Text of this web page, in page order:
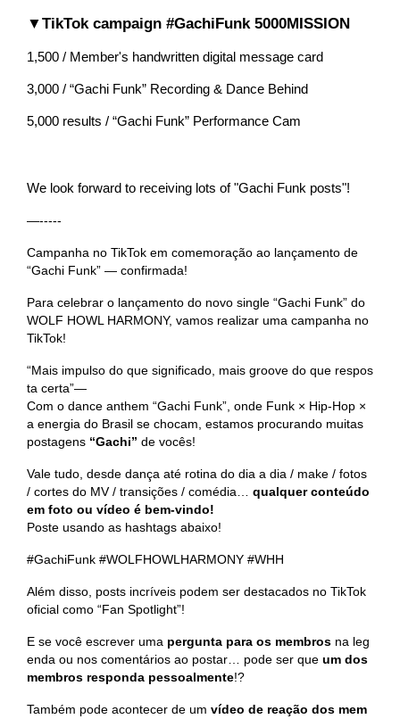
▼TikTok campaign #GachiFunk 5000MISSION
1,500 / Member's handwritten digital message card
3,000 / “Gachi Funk” Recording & Dance Behind
5,000 results / “Gachi Funk” Performance Cam
We look forward to receiving lots of "Gachi Funk posts"!
—-----
Campanha no TikTok em comemoração ao lançamento de
“Gachi Funk” — confirmada!
Para celebrar o lançamento do novo single “Gachi Funk” do
WOLF HOWL HARMONY, vamos realizar uma campanha no
TikTok!
“Mais impulso do que significado, mais groove do que respos
ta certa”—
Com o dance anthem “Gachi Funk”, onde Funk × Hip-Hop ×
a energia do Brasil se chocam, estamos procurando muitas
postagens “Gachi” de vocês!
Vale tudo, desde dança até rotina do dia a dia / make / fotos
/ cortes do MV / transições / comédia… qualquer conteúdo
em foto ou vídeo é bem-vindo!
Poste usando as hashtags abaixo!
#GachiFunk #WOLFHOWLHARMONY #WHH
Além disso, posts incríveis podem ser destacados no TikTok
oficial como “Fan Spotlight”!
E se você escrever uma pergunta para os membros na leg
enda ou nos comentários ao postar… pode ser que um dos
membros responda pessoalmente!?
Também pode acontecer de um vídeo de reação dos mem